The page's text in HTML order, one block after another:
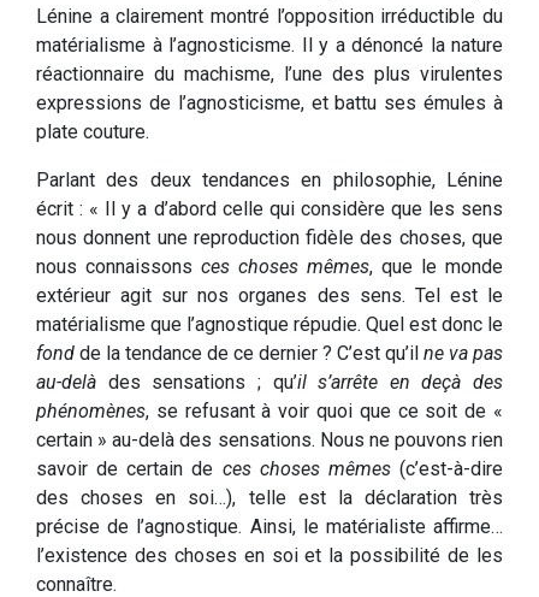
Lénine a clairement montré l’opposition irréductible du
matérialisme à l’agnosticisme. Il y a dénoncé la nature
réactionnaire du machisme, l’une des plus virulentes
expressions de l’agnosticisme, et battu ses émules à
plate couture.
Parlant des deux tendances en philosophie, Lénine
écrit : « Il y a d’abord celle qui considère que les sens
nous donnent une reproduction fidèle des choses, que
nous connaissons ces choses mêmes, que le monde
extérieur agit sur nos organes des sens. Tel est le
matérialisme que l’agnostique répudie. Quel est donc le
fond de la tendance de ce dernier ? C’est qu’il ne va pas
au-delà des sensations ; qu’il s’arrête en deçà des
phénomènes, se refusant à voir quoi que ce soit de «
certain » au-delà des sensations. Nous ne pouvons rien
savoir de certain de ces choses mêmes(c’est-à-dire
des choses en soi…), telle est la déclaration très
précise de l’agnostique. Ainsi, le matérialiste affirme…
l’existence des choses en soi et la possibilité de les
connaître.